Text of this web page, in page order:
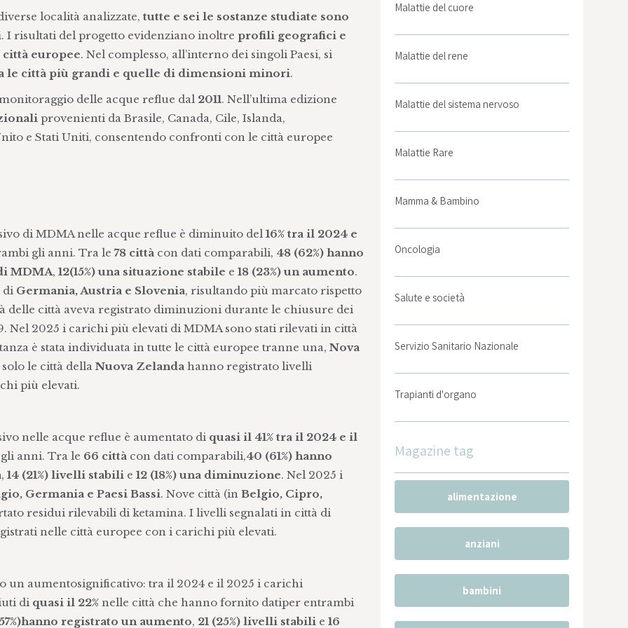
località analizzate, tutte e sei le sostanze studiate sono
. I risultati del progetto evidenziano inoltre profili geografici e
europee. Nel complesso, all’interno dei singoli Paesi, si
le città più grandi e quelle di dimensioni minori.
delle acque reflue dal 2011. Nell’ultima edizione
provenienti da Brasile, Canada, Cile, Islanda,
e Stati Uniti, consentendo confronti con le città europee
di MDMA nelle acque reflue è diminuito del 16% tra il 2024 e
gli anni. Tra le 78 cittàcon dati comparabili, 48 (62%) hanno
MDMA, 12(15%) una situazione stabile e 18 (23%) un aumento.
di Germania, Austria e Slovenia, risultando più marcato rispetto
delle città aveva registrato diminuzioni durante le chiusure dei
Nel 2025 i carichi più elevati di MDMA sono stati rilevati in città
è stata individuata in tutte le città europee tranne una, Nova
le città della Nuova Zelandahanno registrato livelli
più elevati.
nelle acque reflue è aumentato di quasi il 41% tra il 2024 e il
anni. Tra le 66 cittàcon dati comparabili,40 (61%) hanno
, 14 (21%) livelli stabilie 12 (18%) una diminuzione. Nel 2025 i
Germania e Paesi Bassi. Nove città (in Belgio, Cipro,
residui rilevabili di ketamina. I livelli segnalati in città di
nelle città europee con i carichi più elevati.
un aumentosignificativo: tra il 2024 e il 2025 i carichi
di quasi il 22%nelle città che hanno fornito datiper entrambi
registrato un aumento, 21 (25%) livelli stabilie 16
Malattie del cuore
Malattie del rene
Malattie del sistema nervoso
Malattie Rare
Mamma & Bambino
Oncologia
Salute e società
Servizio Sanitario Nazionale
Trapianti d'organo
Magazine tag
alimentazione
anziani
bambini